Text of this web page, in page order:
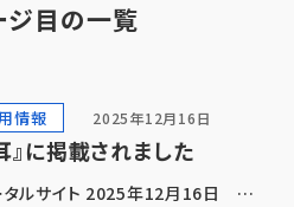
ジ目の一覧
情報 2025年12月16日
』に掲載されました
タルサイト 2025年12月16日 弊